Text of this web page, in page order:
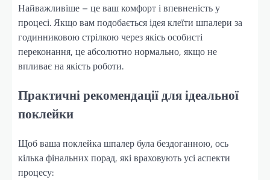
Найважливіше – це ваш комфорт і впевненість у
процесі. Якщо вам подобається ідея клеїти шпалери за
годинниковою стрілкою через якісь особисті
переконання, це абсолютно нормально, якщо не
впливає на якість роботи.
Практичні рекомендації для ідеальної
поклейки
Щоб ваша поклейка шпалер була бездоганною, ось
кілька фінальних порад, які враховують усі аспекти
процесу: